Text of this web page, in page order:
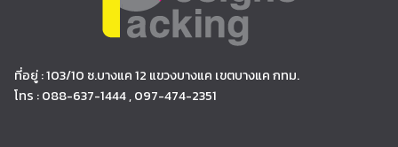
ที่อยู่ : 103/10 ซ.บางแค 12 แขวงบางแค เขตบางแค กทม.
โทร : 088-637-1444 , 097-474-2351